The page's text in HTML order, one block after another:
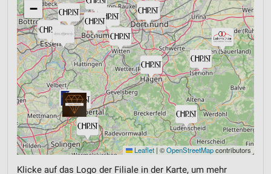
−
Leaflet | ©OpenStreetMapcontributors
Klicke auf das Logo der Filiale in der Karte, um mehr